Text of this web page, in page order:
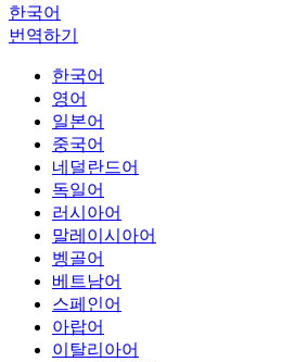
한국어
번역하기
한국어
영어
일본어
중국어
네덜란드어
독일어
러시아어
말레이시아어
벵골어
베트남어
스페인어
아랍어
이탈리아어